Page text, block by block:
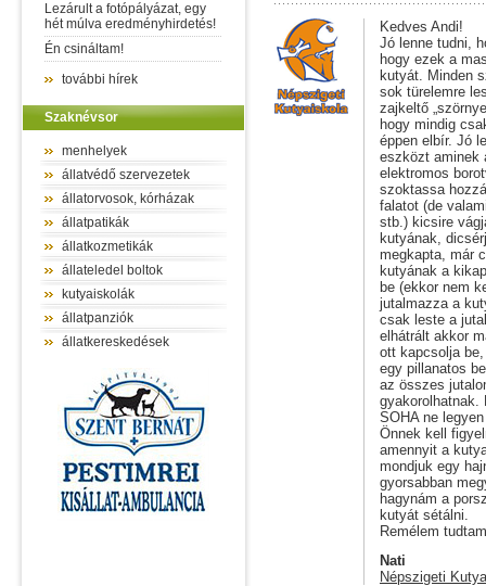
Lezárult a fotópályázat, egy
hét múlva eredményhirdetés!
Én csináltam!
további hírek
Szaknévsor
menhelyek
állatvédő szervezetek
állatorvosok, kórházak
állatpatikák
állatkozmetikák
állateledel boltok
kutyaiskolák
állatpanziók
állatkereskedések
Kedves Andi!
Jó lenne tudni,
hogy ezek a
kutyát. Minden
sok türelemre
zajkeltő
hogy mindig
éppen elbír. Jó
eszközt aminek
elektromos
szoktassa
falatot (de
stb.) kicsire
kutyának,
megkapta, már
kutyának a
be (ekkor nem
jutalmazza a
csak leste a
elhátrált akkor
ott kapcsolja
egy pillanatos
az összes
gyakorolhatnak.
SOHA ne
Önnek kell
amennyit a
mondjuk egy
gyorsabban
hagynám a
kutyát sétálni.
Remélem
Nati
Népszigeti